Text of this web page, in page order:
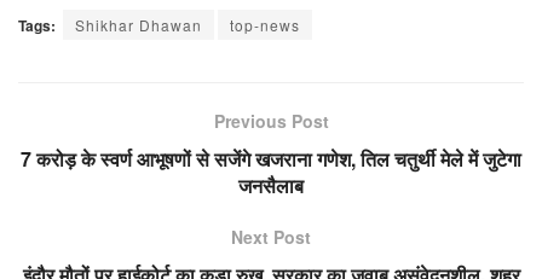
Tags: Shikhar Dhawan top-news
Previous Post
7 करोड़ के स्वर्ण आभूषणों से सजेंगे खजराना गणेश, तिल चतुर्थी मेले में जुटेगा
जनसैलाब
Next Post